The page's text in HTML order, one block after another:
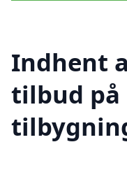
Indhent
tilbud på